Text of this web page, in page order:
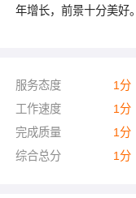
年增长，前景十分美好。
服务态度 1分
工作速度
1分
完成质量
1分
综合总分
1分